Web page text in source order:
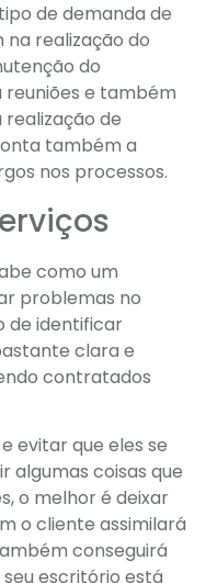
de demanda de
na realização do
do
e também
de
também a
nos processos.
como um
problemas no
de identificar
clara e
contratados
e evitar que eles se
algumas coisas que
o melhor é deixar
o cliente assimilará
conseguirá
escritório está